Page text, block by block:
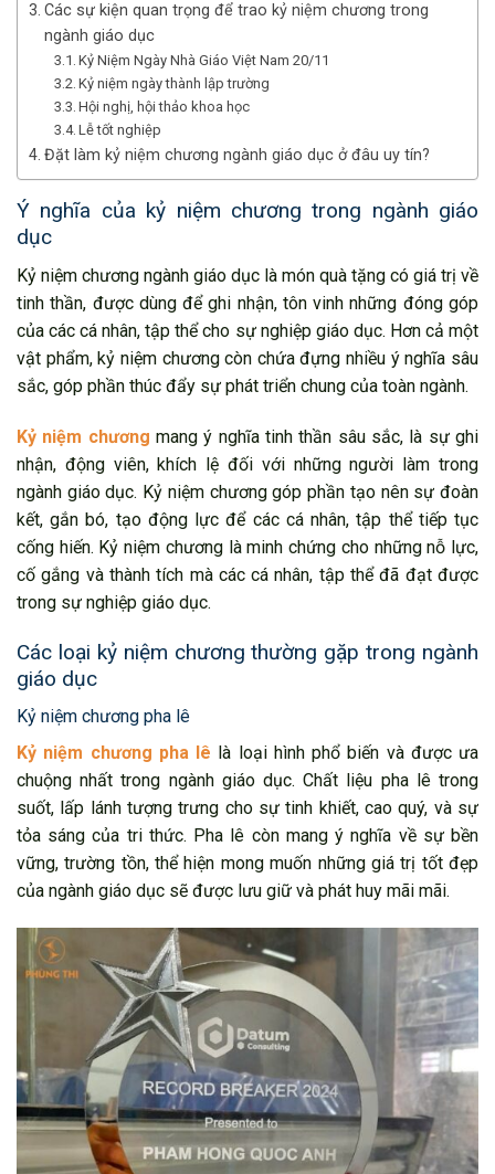
Các sự kiện quan trọng để trao kỷ niệm chương trong
ngành giáo dục
Kỷ Niệm Ngày Nhà Giáo Việt Nam 20/11
Kỷ niệm ngày thành lập trường
Hội nghị, hội thảo khoa học
Lễ tốt nghiệp
Đặt làm kỷ niệm chương ngành giáo dục ở đâu uy tín?
Ý nghĩa của kỷ niệm chương trong ngành giáo
dục
Kỷ niệm chương ngành giáo dục là món quà tặng có giá trị về
tinh thần, được dùng để ghi nhận, tôn vinh những đóng góp
của các cá nhân, tập thể cho sự nghiệp giáo dục. Hơn cả một
vật phẩm, kỷ niệm chương còn chứa đựng nhiều ý nghĩa sâu
sắc, góp phần thúc đẩy sự phát triển chung của toàn ngành.
Kỷ niệm chương mang ý nghĩa tinh thần sâu sắc, là sự ghi
nhận, động viên, khích lệ đối với những người làm trong
ngành giáo dục. Kỷ niệm chương góp phần tạo nên sự đoàn
kết, gắn bó, tạo động lực để các cá nhân, tập thể tiếp tục
cống hiến. Kỷ niệm chương là minh chứng cho những nỗ lực,
cố gắng và thành tích mà các cá nhân, tập thể đã đạt được
trong sự nghiệp giáo dục.
Các loại kỷ niệm chương thường gặp trong ngành
giáo dục
Kỷ niệm chương pha lê
Kỷ niệm chương pha lê là loại hình phổ biến và được ưa
chuộng nhất trong ngành giáo dục. Chất liệu pha lê trong
suốt, lấp lánh tượng trưng cho sự tinh khiết, cao quý, và sự
tỏa sáng của tri thức. Pha lê còn mang ý nghĩa về sự bền
vững, trường tồn, thể hiện mong muốn những giá trị tốt đẹp
của ngành giáo dục sẽ được lưu giữ và phát huy mãi mãi.